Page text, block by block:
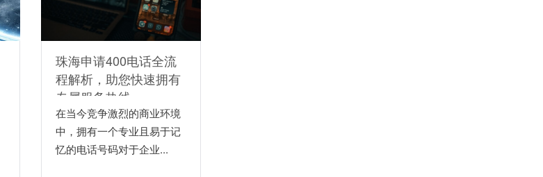
珠海申请400电话全流
程解析，助您快速拥有
专属服务热线
在当今竞争激烈的商业环境
中，拥有一个专业且易于记
忆的电话号码对于企业...